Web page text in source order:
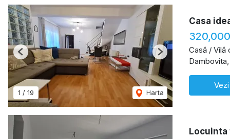
1 / 19 Harta
Previous Next
Casa
Casă / Vilă
Locuinta